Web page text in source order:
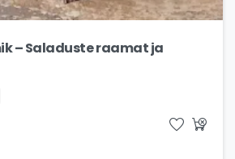
– Saladuste raamat ja